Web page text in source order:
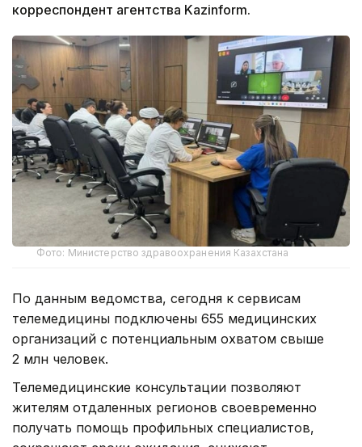
корреспондент агентства Kazinform.
Фото: Министерство здравоохранения Казахстана
По данным ведомства, сегодня к сервисам
телемедицины подключены 655 медицинских
организаций с потенциальным охватом свыше
2 млн человек.
Телемедицинские консультации позволяют
жителям отдаленных регионов своевременно
получать помощь профильных специалистов,